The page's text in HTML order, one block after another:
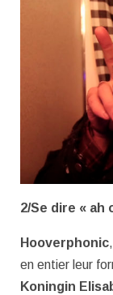
2/Se dire « ah
Hooverphonic
en entier leur
Koningin